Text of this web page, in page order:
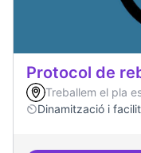
Protocol de
Treballem el pla
Dinamització i